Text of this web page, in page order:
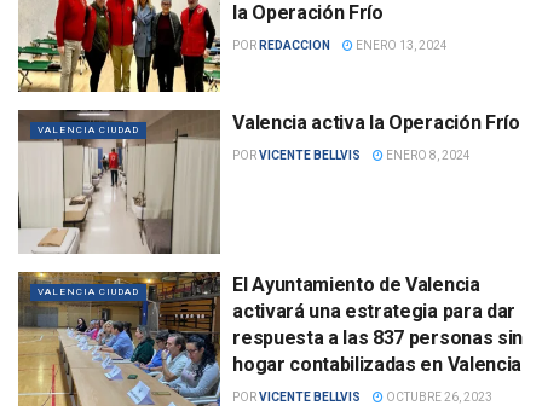
la Operación Frío
POR REDACCION ENERO 13, 2024
VALENCIA CIUDAD Valencia activa la Operación Frío
PORVICENTE BELLVIS ENERO 8, 2024
VALENCIA CIUDAD
El Ayuntamiento de Valencia
activará una estrategia para dar
respuesta a las 837 personas sin
hogar contabilizadas en Valencia
PORVICENTE BELLVIS OCTUBRE 26, 2023